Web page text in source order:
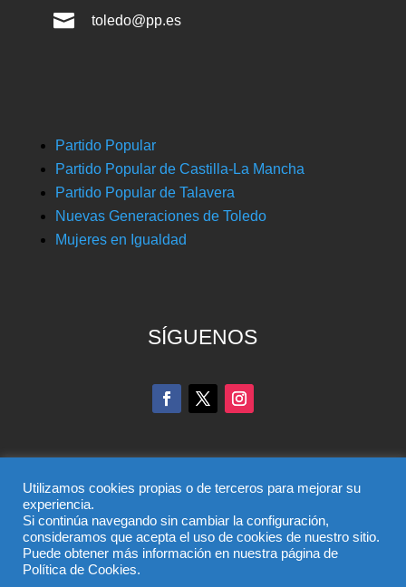
 toledo@pp.es
Partido Popular
Partido Popular de Castilla-La Mancha
Partido Popular de Talavera
Nuevas Generaciones de Toledo
Mujeres en Igualdad
SÍGUENOS
© Partido Popular de Toledo – C/ Colombia, 6, 45004,
Toledo, Teléfono 925 285 528
El uso de este sitio implica la aceptación del
Utilizamos cookies propias o de terceros para mejorar su
experiencia.
Si continúa navegando sin cambiar la configuración,
consideramos que acepta el uso de cookies de nuestro sitio.
Puede obtener más información en nuestra página de
Política de Cookies.